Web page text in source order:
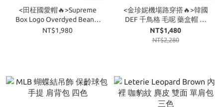
<田柾國愛帽🔥>Supreme
Box Logo Overdyed Beanie
針織帽 毛帽 兩色
NT$1,980
<金珍妮機場路穿搭🔥>韓國
DEF 千鳥格 毛呢 藥盒帽 兩
色
NT$1,480
NT$2,280